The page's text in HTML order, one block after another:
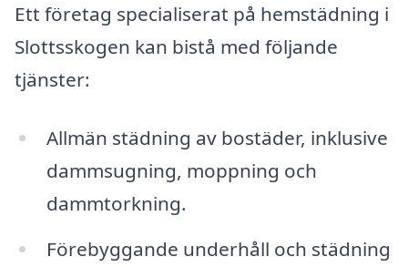
Ett företag specialiserat på hemstädning i
Slottsskogen kan bistå med följande
tjänster:
Allmän städning av bostäder, inklusive
dammsugning, moppning och
dammtorkning.
Förebyggande underhåll och städning